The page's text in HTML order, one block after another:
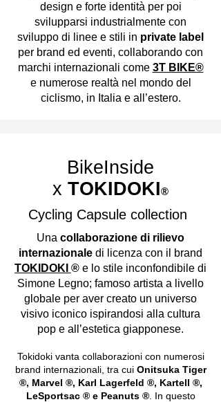
design e forte identità per poi
svilupparsi industrialmente con
sviluppo di linee e stili in private label
per brand ed eventi, collaborando con
marchi internazionali come 3T BIKE®
e numerose realtà nel mondo del
ciclismo, in Italia e all’estero.
BikeInside
x TOKIDOKI®
Cycling Capsule collection
Una collaborazione di rilievo
internazionale di licenza con il brand
TOKIDOKI ® e lo stile inconfondibile di
Simone Legno; famoso artista a livello
globale per aver creato un universo
visivo iconico ispirandosi alla cultura
pop e all’estetica giapponese.
Tokidoki vanta collaborazioni con numerosi
brand internazionali, tra cui Onitsuka Tiger
®, Marvel ®, Karl Lagerfeld ®, Kartell ®,
LeSportsac ® e Peanuts ®. In questo